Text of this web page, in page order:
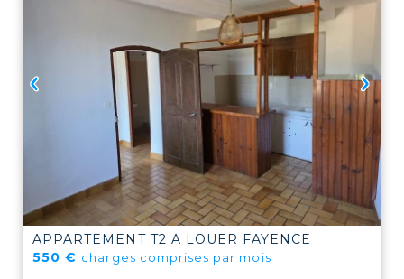
APPARTEMENT T2 A LOUER FAYENCE
550 € charges comprises par mois